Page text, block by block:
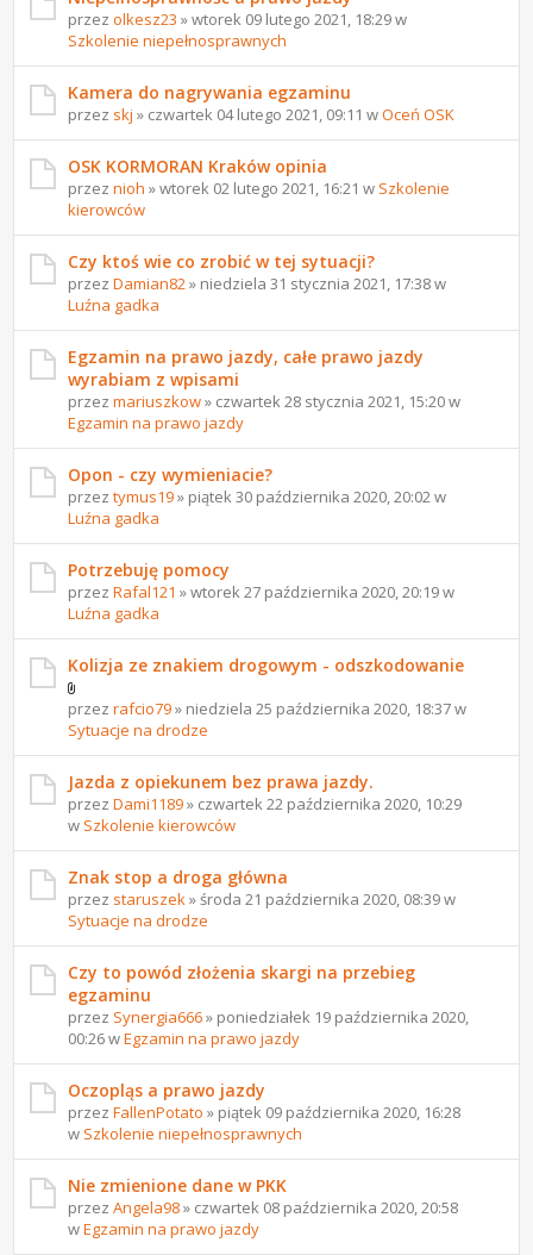
przezolkesz23 » wtorek 09 lutego 2021, 18:29 w
Szkolenie niepełnosprawnych
Kamera do nagrywania egzaminu
przez skj » czwartek 04 lutego 2021, 09:11 wOceń OSK
OSK KORMORAN Kraków opinia
przeznioh » wtorek 02 lutego 2021, 16:21 w Szkolenie
kierowców
Czy ktoś wie co zrobić w tej sytuacji?
przezDamian82 » niedziela 31 stycznia 2021, 17:38 w
Luźna gadka
Egzamin na prawo jazdy, całe prawo jazdy
wyrabiam z wpisami
przezmariuszkow» czwartek 28 stycznia 2021, 15:20 w
Egzamin na prawo jazdy
Opon - czy wymieniacie?
przeztymus19» piątek 30 października 2020, 20:02 w
Luźna gadka
Potrzebuję pomocy
przezRafal121 » wtorek 27 października 2020, 20:19 w
Luźna gadka
Kolizja ze znakiem drogowym - odszkodowanie
przezrafcio79» niedziela 25 października 2020, 18:37 w
Sytuacje na drodze
Jazda z opiekunem bez prawa jazdy.
przezDami1189» czwartek 22 października 2020, 10:29
w Szkolenie kierowców
Znak stop a droga główna
przez staruszek » środa 21 października 2020, 08:39 w
Sytuacje na drodze
Czy to powód złożenia skargi na przebieg
egzaminu
przez Synergia666» poniedziałek 19 października 2020,
00:26 wEgzamin na prawo jazdy
Oczopląs a prawo jazdy
przezFallenPotato » piątek 09 października 2020, 16:28
w Szkolenie niepełnosprawnych
Nie zmienione dane w PKK
przezAngela98» czwartek 08 października 2020, 20:58
wEgzamin na prawo jazdy